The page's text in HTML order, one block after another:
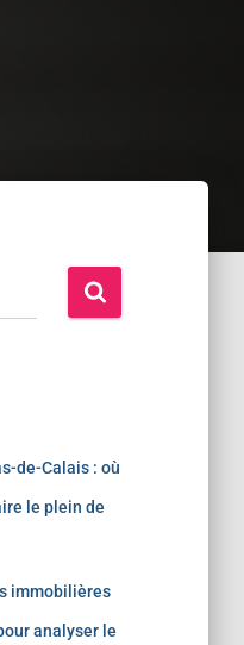
de-Calais : où
le plein de
immobilières
analyser le